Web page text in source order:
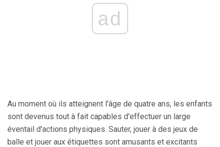
ad
Au moment où ils atteignent l'âge de quatre ans, les enfants
sont devenus tout à fait capables d'effectuer un large
éventail d'actions physiques. Sauter, jouer à des jeux de
balle et jouer aux étiquettes sont amusants et excitants